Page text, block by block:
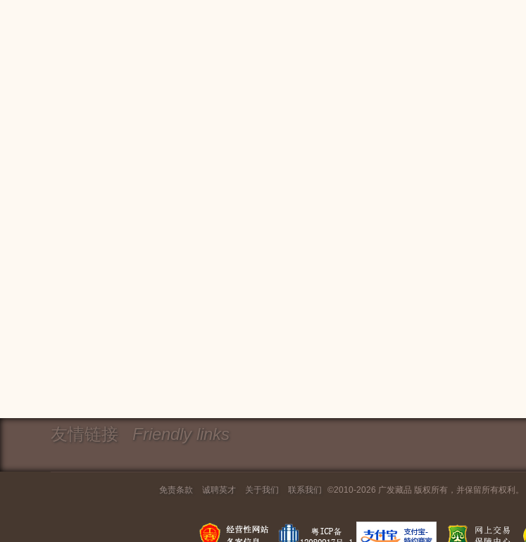
友情链接 Friendly links
免责条款 诚聘英才 关于我们 联系我们 ©2010-2026 广发藏品 版权所有，并保留所有权利。